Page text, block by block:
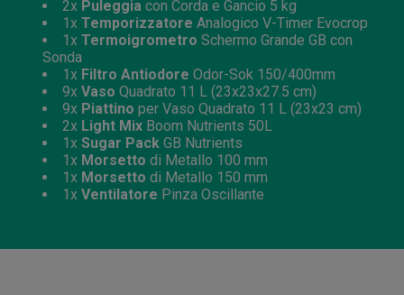
2x Puleggia con Corda e Gancio 5 kg
1x Temporizzatore Analogico V-Timer Evocrop
1x Termoigrometro Schermo Grande GB con
Sonda
1x Filtro Antiodore Odor-Sok 150/400mm
9x Vaso Quadrato 11 L (23x23x27.5 cm)
9x Piattino per Vaso Quadrato 11 L (23x23 cm)
2x Light Mix Boom Nutrients 50L
1x Sugar Pack GB Nutrients
1x Morsetto di Metallo 100 mm
1x Morsetto di Metallo 150 mm
1x Ventilatore Pinza Oscillante